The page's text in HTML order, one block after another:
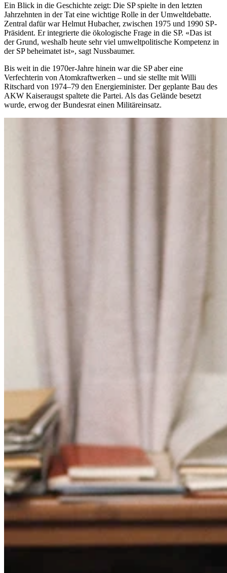
Ein Blick in die Geschichte zeigt: Die SP spielte in den letzten
Jahrzehnten in der Tat eine wichtige Rolle in der Umweltdebatte.
Zentral dafür war Helmut Hubacher, zwischen 1975 und 1990 SP-
Präsident. Er integrierte die ökologische Frage in die SP. «Das ist
der Grund, weshalb heute sehr viel umweltpolitische Kompetenz in
der SP beheimatet ist», sagt Nussbaumer.
Bis weit in die 1970er-Jahre hinein war die SP aber eine
Verfechterin von Atomkraftwerken – und sie stellte mit Willi
Ritschard von 1974–79 den Energieminister. Der geplante Bau des
AKW Kaiseraugst spaltete die Partei. Als das Gelände besetzt
wurde, erwog der Bundesrat einen Militäreinsatz.